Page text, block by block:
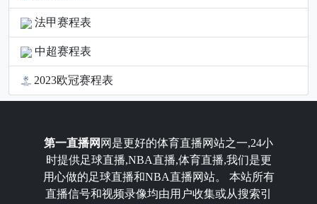
法甲赛程表
中超赛程表
2023欧冠赛程表
第一直播网 网是更好的体育直播网站之一,24小
时提供足球直播,NBA直播,体育直播,我们是更
用心做的足球直播和NBA直播网站。 本站所有
直播信号和视频录像均由用户收集或从搜索引